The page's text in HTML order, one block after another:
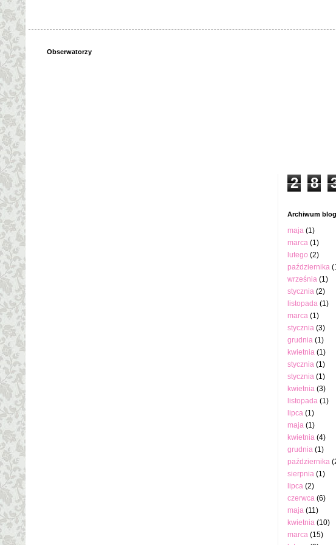
Obserwatorzy
2 8
Archiwum
maja (1)
marca (1)
lutego (2)
października
września (1)
stycznia (2)
listopada (1)
marca (1)
stycznia (3)
grudnia (1)
kwietnia (1)
stycznia (1)
stycznia (1)
kwietnia (3)
listopada (1)
lipca (1)
maja (1)
kwietnia (4)
grudnia (1)
października
sierpnia (1)
lipca (2)
czerwca (6)
maja (11)
kwietnia (10)
marca (15)